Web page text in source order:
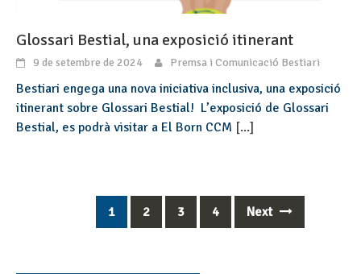
Glossari Bestial, una exposició itinerant
9 de setembre de 2024 Premsa i Comunicació Bestiari
Bestiari engega una nova iniciativa inclusiva, una exposició
itinerant sobre Glossari Bestial! L’exposició de Glossari
Bestial, es podrà visitar a El Born CCM [...]
1 2 3 4 Next